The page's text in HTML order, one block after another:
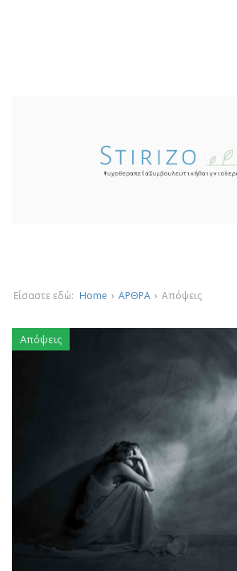
Είσαστε εδώ: Home › ΑΡΘΡΑ › Απόψεις
Απόψεις